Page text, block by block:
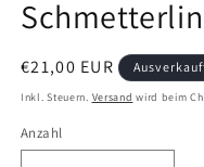
Normaler
Preis
€21,00 EUR
Inkl. Steuern. Versand wird beim
Anzahl
Anzahl